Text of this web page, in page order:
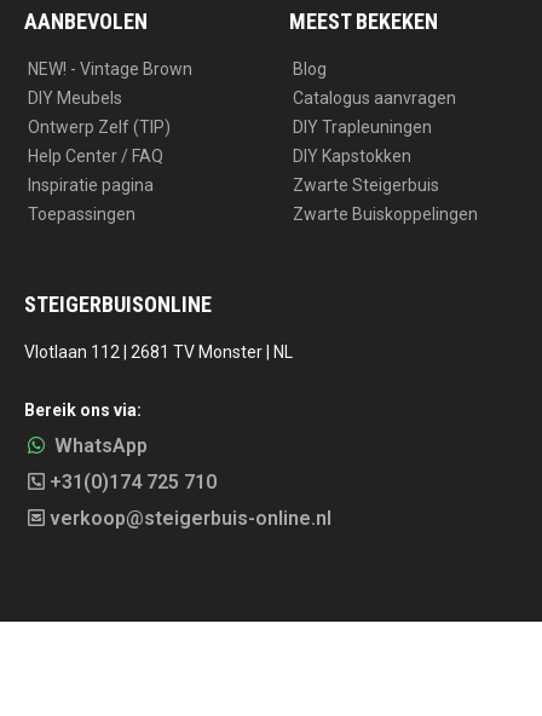
AANBEVOLEN
NEW! - Vintage Brown
DIY Meubels
Ontwerp Zelf (TIP)
Help Center / FAQ
Inspiratie pagina
Toepassingen
MEEST BEKEKEN
Blog
Catalogus aanvragen
DIY Trapleuningen
DIY Kapstokken
Zwarte Steigerbuis
Zwarte Buiskoppelingen
STEIGERBUISONLINE
Vlotlaan 112 | 2681 TV Monster | NL
Bereik ons via:
WhatsApp
+31(0)174 725 710
verkoop@steigerbuis-online.nl